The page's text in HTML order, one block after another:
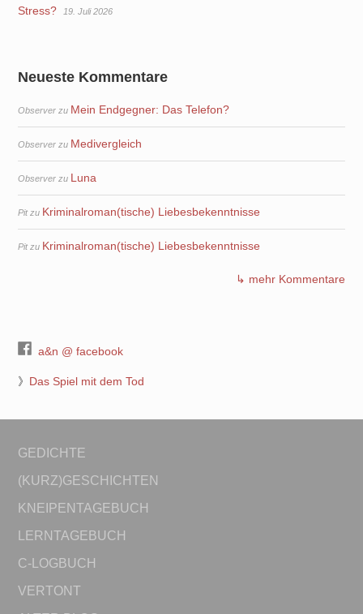
Stress? 19. Juli 2026
Neueste Kommentare
Observer zu Mein Endgegner: Das Telefon?
Observer zu Medivergleich
Observer zu Luna
Pitzu Kriminalroman(tische) Liebesbekenntnisse
Pitzu Kriminalroman(tische) Liebesbekenntnisse
↳ mehr Kommentare
a&n @ facebook
》 Das Spiel mit dem Tod
GEDICHTE
(KURZ)GESCHICHTEN
KNEIPENTAGEBUCH
LERNTAGEBUCH
C-LOGBUCH
VERTONT